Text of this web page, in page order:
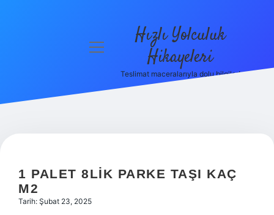
Hakkımızda
menüyü
Hızlı Yolculuk
Hikayeleri
Teslimat maceralarıyla dolu bilgiler!
1 PALET 8LIK PARKE TAŞI KAÇ
M2
Tarih: Şubat 23, 2025